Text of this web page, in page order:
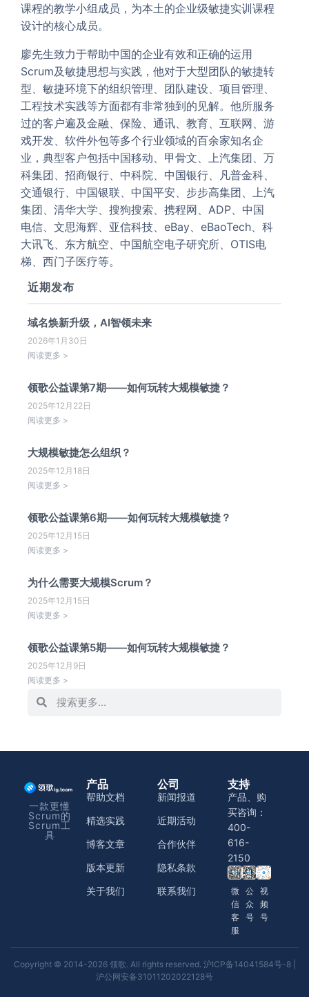
课程的教学小组成员，为本土的企业级敏捷实训课程
设计的核心成员。
廖先生致力于帮助中国的企业有效和正确的运用
Scrum及敏捷思想与实践，他对于大型团队的敏捷转
型、敏捷环境下的组织管理、团队建设、项目管理、
工程技术实践等方面都有非常独到的见解。他所服务
过的客户遍及金融、保险、通讯、教育、互联网、游
戏开发、软件外包等多个行业领域的百余家知名企
业，典型客户包括中国移动、甲骨文、上汽集团、万
科集团、招商银行、中科院、中国银行、凡普金科、
交通银行、中国银联、中国平安、步步高集团、上汽
集团、清华大学、搜狗搜索、携程网、ADP、中国
电信、文思海辉、亚信科技、eBay、eBaoTech、科
大讯飞、东方航空、中国航空电子研究所、OTIS电
梯、西门子医疗等。
近期发布
域名焕新升级，AI智领未来
2026年1月30日
阅读更多 >
领歌公益课第7期——如何玩转大规模敏捷？
2025年12月22日
阅读更多 >
大规模敏捷怎么组织？
2025年12月18日
阅读更多 >
领歌公益课第6期——如何玩转大规模敏捷？
2025年12月15日
阅读更多 >
为什么需要大规模Scrum？
2025年12月15日
阅读更多 >
领歌公益课第5期——如何玩转大规模敏捷？
2025年12月9日
阅读更多 >
一款更懂
Scrum的
Scrum工
具
产品
帮助文档
精选实践
博客文章
版本更新
关于我们
公司
新闻报道
近期活动
合作伙伴
隐私条款
联系我们
支持
产品、购
买咨询：
400-
616-
2150
微
信
客
服
公
众
号
视
频
号
Copyright © 2014-2026 领歌. All rights reserved. 沪ICP备14041584号-8|
沪公网安备31011202022128号